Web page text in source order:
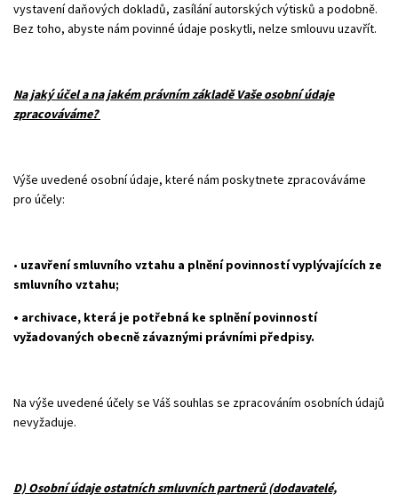
vystavení daňových dokladů, zasílání autorských výtisků a podobně.
Bez toho, abyste nám povinné údaje poskytli, nelze smlouvu uzavřít.
Na jaký účel a na jakém právním základě Vaše osobní údaje
zpracováváme?
Výše uvedené osobní údaje, které nám poskytnete zpracováváme
pro účely:
• uzavření smluvního vztahu a plnění povinností vyplývajících ze
smluvního vztahu;
• archivace, která je potřebná ke splnění povinností
vyžadovaných obecně závaznými právními předpisy.
Na výše uvedené účely se Váš souhlas se zpracováním osobních údajů
nevyžaduje.
D) Osobní údaje ostatních smluvních partnerů (dodavatelé,